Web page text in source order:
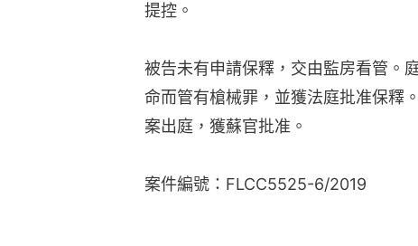
提控。
被告未有申請保釋，交由監房看管。
命而管有槍械罪，並獲法庭批准保釋
案出庭，獲蘇官批准。
案件編號：FLCC5525-6/2019